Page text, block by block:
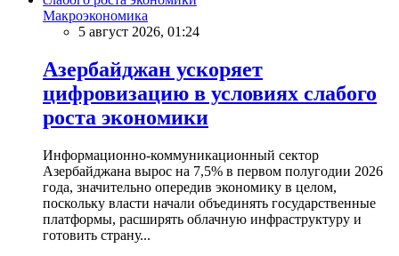
Макроэкономика
5 август 2026, 01:24
Азербайджан ускоряет
цифровизацию в условиях слабого
роста экономики
Информационно-коммуникационный сектор
Азербайджана вырос на 7,5% в первом полугодии 2026
года, значительно опередив экономику в целом,
поскольку власти начали объединять государственные
платформы, расширять облачную инфраструктуру и
готовить страну...